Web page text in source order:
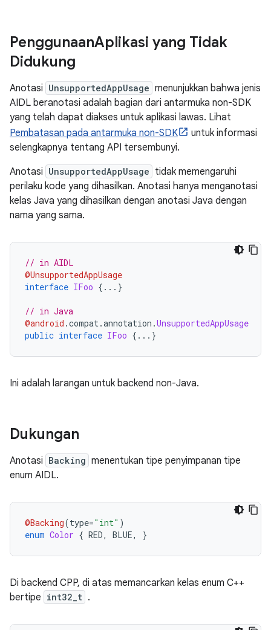
PenggunaanAplikasi yang Tidak
Didukung
Anotasi UnsupportedAppUsage menunjukkan bahwa jenis
AIDL beranotasi adalah bagian dari antarmuka non-SDK
yang telah dapat diakses untuk aplikasi lawas. Lihat
Pembatasan pada antarmuka non-SDK
untuk informasi
selengkapnya tentang API tersembunyi.
Anotasi UnsupportedAppUsage tidak memengaruhi
perilaku kode yang dihasilkan. Anotasi hanya menganotasi
kelas Java yang dihasilkan dengan anotasi Java dengan
nama yang sama.
// in AIDL
@UnsupportedAppUsage
interface IFoo {...}
// in Java
@android .compat.annotation .UnsupportedAppUsage
public interface IFoo {...}
Ini adalah larangan untuk backend non-Java.
Dukungan
Anotasi Backing menentukan tipe penyimpanan tipe
enum AIDL.
@Backing(type="int" )
enum Color { RED, BLUE, }
Di backend CPP, di atas memancarkan kelas enum C++
bertipe int32_t .